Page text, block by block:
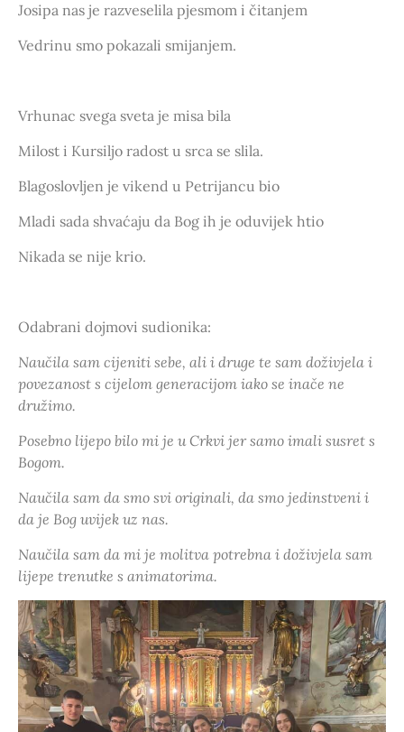
Josipa nas je razveselila pjesmom i čitanjem
Vedrinu smo pokazali smijanjem.
Vrhunac svega sveta je misa bila
Milost i Kursiljo radost u srca se slila.
Blagoslovljen je vikend u Petrijancu bio
Mladi sada shvaćaju da Bog ih je oduvijek htio
Nikada se nije krio.
Odabrani dojmovi sudionika:
Naučila sam cijeniti sebe, ali i druge te sam doživjela i
povezanost s cijelom generacijom iako se inače ne
družimo.
Posebno lijepo bilo mi je u Crkvi jer samo imali susret s
Bogom.
Naučila sam da smo svi originali, da smo jedinstveni i
da je Bog uvijek uz nas.
Naučila sam da mi je molitva potrebna i doživjela sam
lijepe trenutke s animatorima.